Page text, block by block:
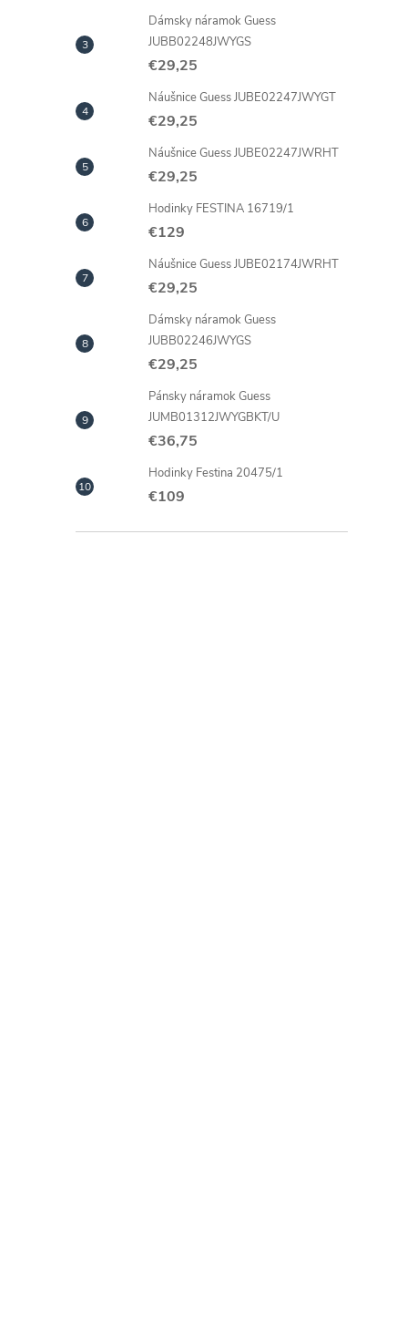
Dámsky náramok Guess
JUBB02248JWYGS
€29,25
Náušnice Guess JUBE02247JWYGT
€29,25
Náušnice Guess JUBE02247JWRHT
€29,25
Hodinky FESTINA 16719/1
€129
Náušnice Guess JUBE02174JWRHT
€29,25
Dámsky náramok Guess
JUBB02246JWYGS
€29,25
Pánsky náramok Guess
JUMB01312JWYGBKT/U
€36,75
Hodinky Festina 20475/1
€109